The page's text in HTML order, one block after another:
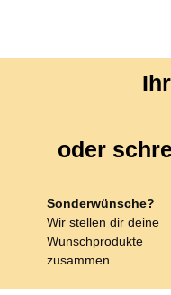
oder
Sonderwünsche?
Wir stellen dir deine
Wunschprodukte
zusammen.